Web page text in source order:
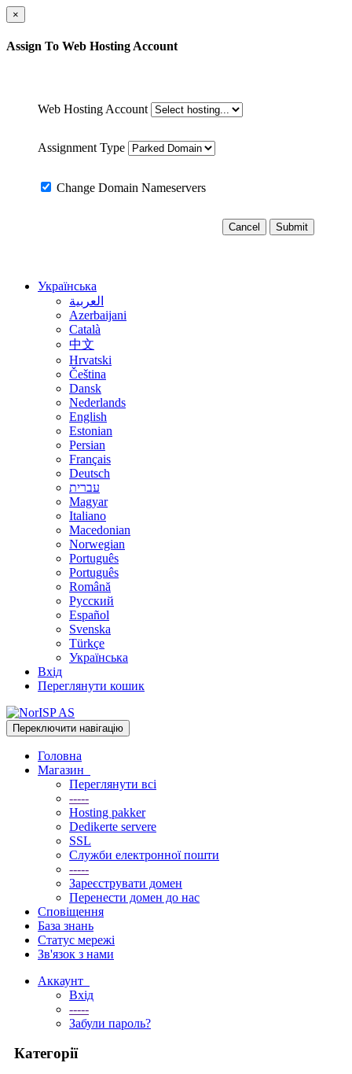
×
Assign To Web Hosting Account
Web Hosting Account
Assignment Type
Change Domain Nameservers
Cancel Submit
Українська
العربية
Azerbaijani
Català
中文
Hrvatski
Čeština
Dansk
Nederlands
English
Estonian
Persian
Français
Deutsch
עברית
Magyar
Italiano
Macedonian
Norwegian
Português
Português
Română
Русский
Español
Svenska
Türkçe
Українська
Вхід
Переглянути кошик
Переключити навігацію
Головна
Магазин
Переглянути всі
-----
Hosting pakker
Dedikerte servere
SSL
Служби електронної пошти
-----
Зареєструвати домен
Перенести домен до нас
Сповіщення
База знань
Статус мережі
Зв'язок з нами
Аккаунт
Вхід
-----
Забули пароль?
Категорії